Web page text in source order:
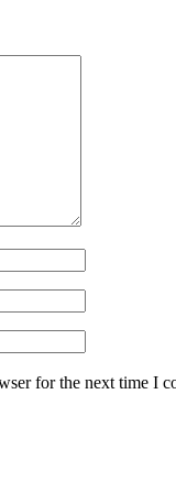
for the next time I